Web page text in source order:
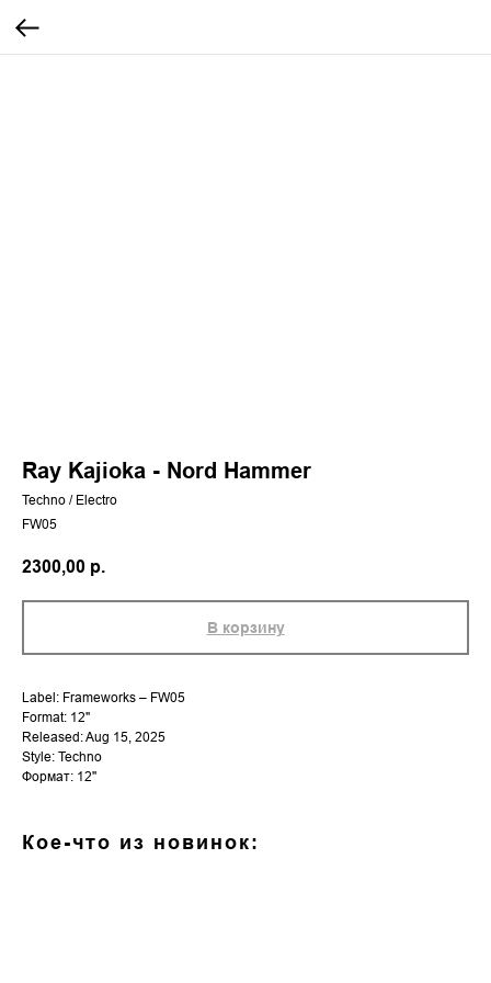
Ray Kajioka - Nord Hammer
Techno / Electro
FW05
2300,00 р.
В корзину
Label: Frameworks – FW05
Format: 12"
Released: Aug 15, 2025
Style: Techno
Формат: 12''
Кое-что из новинок: